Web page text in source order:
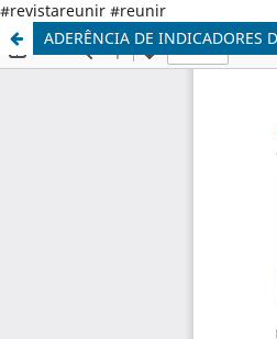
#revistareunir #reunir
ADERÊNCIA DE INDICADORES